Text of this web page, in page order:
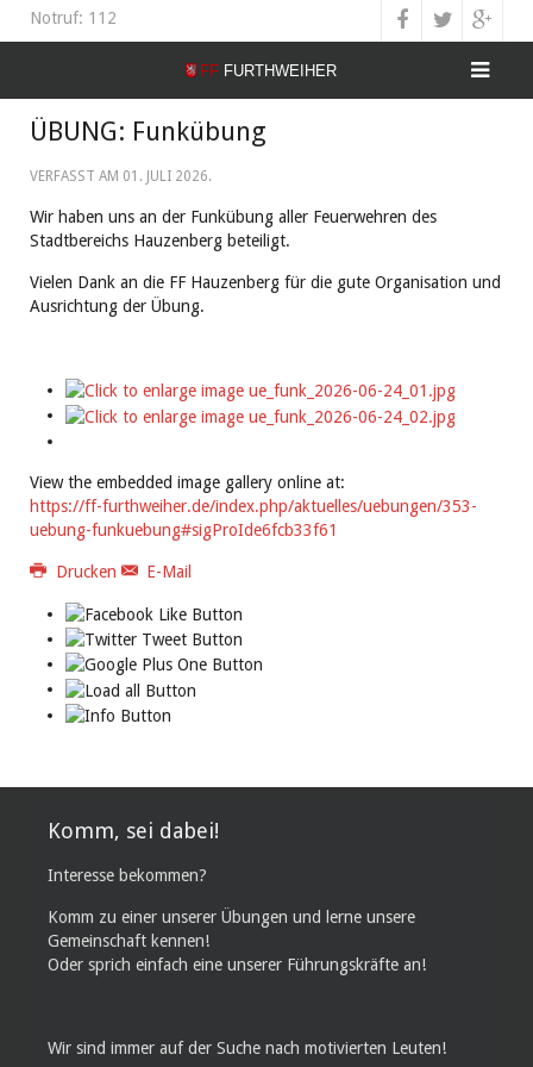
Notruf: 112
ÜBUNG: Funkübung
VERFASST AM 01. JULI 2026.
Wir haben uns an der Funkübung aller Feuerwehren des
Stadtbereichs Hauzenberg beteiligt.
Vielen Dank an die FF Hauzenberg für die gute Organisation und
Ausrichtung der Übung.
View the embedded image gallery online at:
https://ff-furthweiher.de/index.php/aktuelles/uebungen/353-
uebung-funkuebung#sigProIde6fcb33f61
Drucken E-Mail
Komm, sei dabei!
Interesse bekommen?
Komm zu einer unserer Übungen und lerne unsere
Gemeinschaft kennen!
Oder sprich einfach eine unserer Führungskräfte an!
Wir sind immer auf der Suche nach motivierten Leuten!